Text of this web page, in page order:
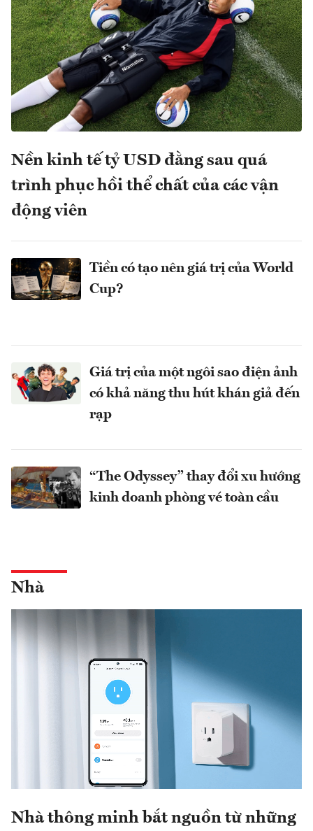
Nền kinh tế tỷ USD đằng sau quá
trình phục hồi thể chất của các vận
động viên
Tiền có tạo nên giá trị của World
Cup?
Giá trị của một ngôi sao điện ảnh
có khả năng thu hút khán giả đến
rạp
“The Odyssey” thay đổi xu hướng
kinh doanh phòng vé toàn cầu
Nhà
Nhà thông minh bắt nguồn từ những